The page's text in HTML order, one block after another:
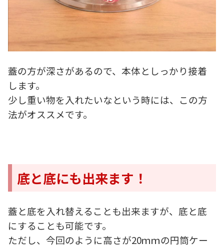
蓋の方が深さがあるので、本体としっかり接着
します。
少し重い物を入れたいなという時には、この方
法がオススメです。
底と底にも出来ます！
蓋と底を入れ替えることも出来ますが、底と底
にすることも可能です。
ただし、今回のように高さが20ｍｍの円筒ケー